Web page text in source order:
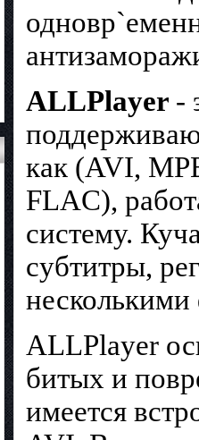
ALLPlayer -
как (AVI,
FLAC),
систему.
субтитры,
ALLPlayer
битых и
имеется